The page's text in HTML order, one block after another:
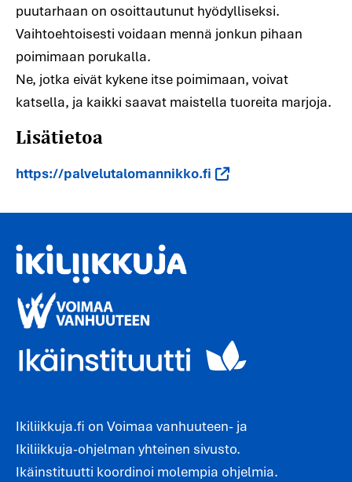
puutarhaan on osoittautunut hyödylliseksi.
Vaihtoehtoisesti voidaan mennä jonkun pihaan
poimimaan porukalla.
Ne, jotka eivät kykene itse poimimaan, voivat
katsella, ja kaikki saavat maistella tuoreita marjoja.
Lisätietoa
https://palvelutalomannikko.fi
Ikiliikkuja.fi on Voimaa vanhuuteen- ja
Ikiliikkuja-ohjelman yhteinen sivusto.
Ikäinstituutti koordinoi molempia ohjelmia.